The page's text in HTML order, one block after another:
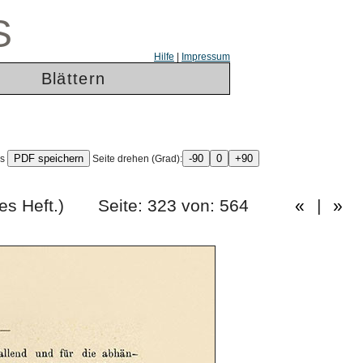
Hilfe Impressum
Blättern
Seite drehen (Grad):
Heft.) Seite: 323 von: 564 « | »